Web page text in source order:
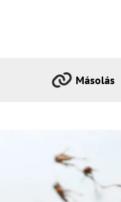
Másolás